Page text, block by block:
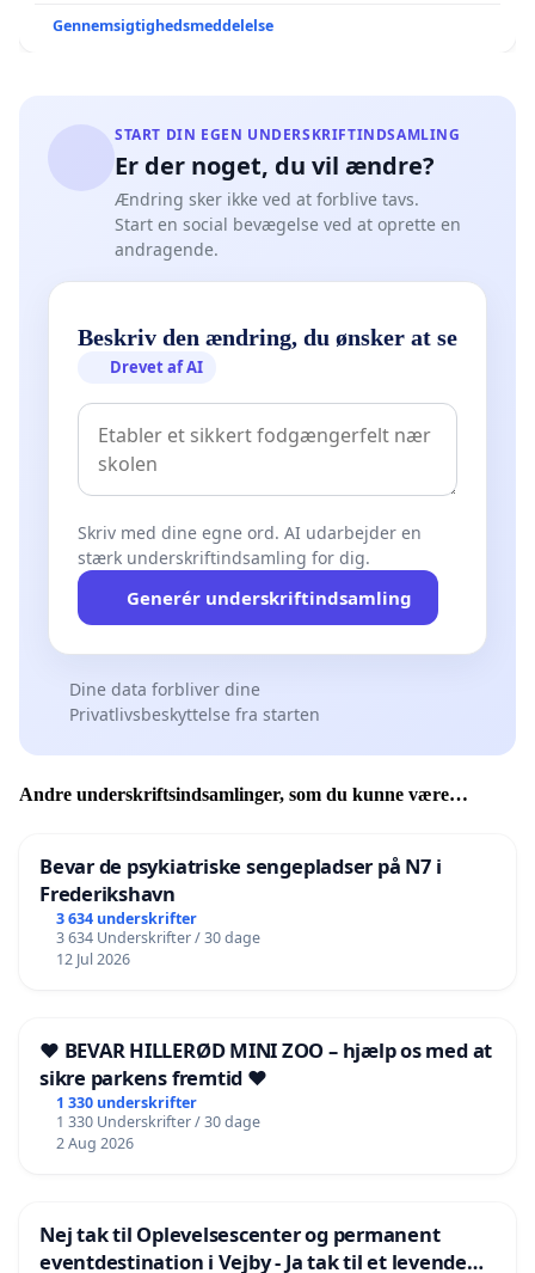
Gennemsigtighedsmeddelelse
START DIN EGEN UNDERSKRIFTINDSAMLING
Er der noget, du vil ændre?
Ændring sker ikke ved at forblive tavs.
Start en social bevægelse ved at oprette en
andragende.
Beskriv den ændring, du ønsker at se
Drevet af AI
Skriv med dine egne ord. AI udarbejder en
stærk underskriftindsamling for dig.
Generér underskriftindsamling
Dine data forbliver dine
Privatlivsbeskyttelse fra starten
Andre underskriftsindsamlinger, som du kunne være
Bevar de psykiatriske sengepladser på N7 i
Frederikshavn
3 634 underskrifter
3 634 Underskrifter / 30 dage
12 Jul 2026
❤️ BEVAR HILLERØD MINI ZOO – hjælp os med at
sikre parkens fremtid ❤️
1 330 underskrifter
1 330 Underskrifter / 30 dage
2 Aug 2026
Nej tak til Oplevelsescenter og permanent
eventdestination i Vejby - Ja tak til et levende